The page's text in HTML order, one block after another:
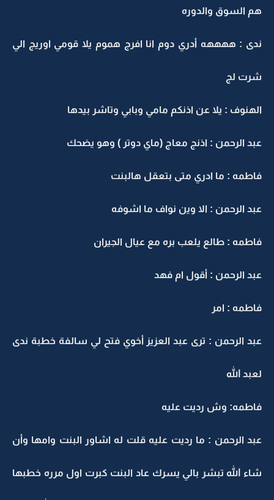
هم السوق والدوره
ندى : ههههه أدري دوم انا افرج هموم يلا قومي اوريج الي
شرت لج
الهنوف : يلا عن اذنكم مامي وبابي وتاشر بيدها
عبد الرحمن : اذنج معاج (ماي دوتر ) وهو يضحك
فاطمه : ما ادري متى بتعقل هالبنت
عبد الرحمن : الا وين نواف ما اشوفه
فاطمه : طالع يلعب بره مع عيال الجيران
عبد الرحمن : أقول ام فهد
فاطمه : امر
عبد الرحمن : ترى عبد العزيز أخوي فتح لي سالفة خطبة ندى
لعبد الله
فاطمه: وش رديت عليه
عبد الرحمن : ما رديت عليه قلت له اشاور البنت وامها وأن
شاء الله تبشر بالي يسرك عاد البنت كبرت اول مرره خطبها